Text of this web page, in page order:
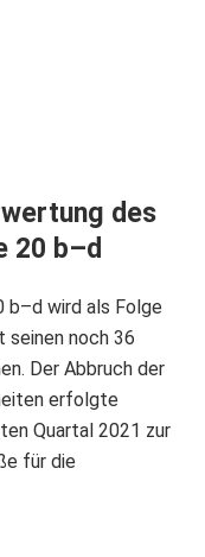
des
20 b–d
b–d wird als Folge
seinen noch 36
Der Abbruch der
erfolgte
Quartal 2021 zur
für die